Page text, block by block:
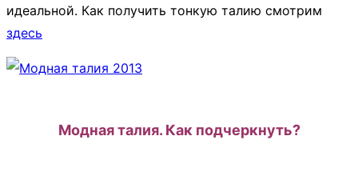
идеальной. Как получить тонкую талию смотрим
здесь
Модная талия. Как подчеркнуть?